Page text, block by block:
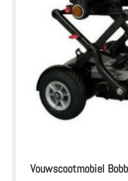
Vouwscootmobiel